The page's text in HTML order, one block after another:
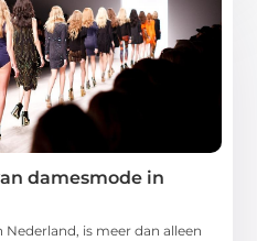
damesmode in
is meer dan alleen